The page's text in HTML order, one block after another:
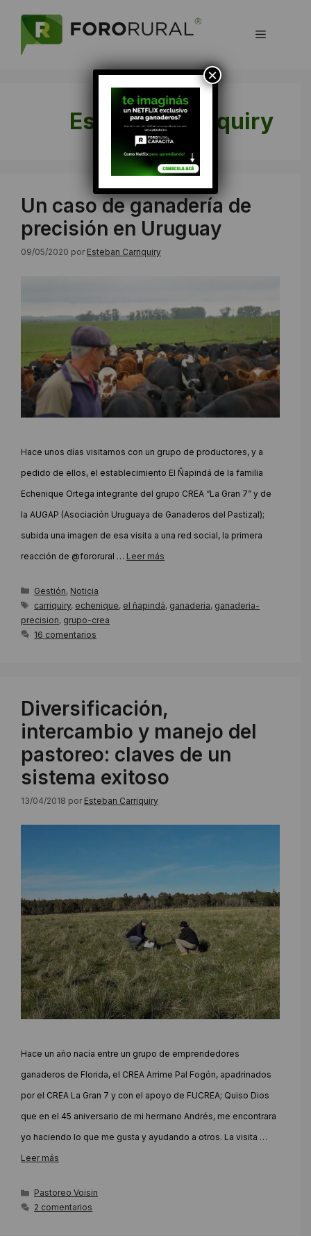
contenido
Menú
Esteban Carriquiry
Un caso de ganadería de
precisión en Uruguay
09/05/2020 por Esteban Carriquiry
Hace unos días visitamos con un grupo de productores, y a
pedido de ellos, el establecimiento El Ñapindá de la familia
Echenique Ortega integrante del grupo CREA “La Gran 7” y de
la AUGAP (Asociación Uruguaya de Ganaderos del Pastizal);
subida una imagen de esa visita a una red social, la primera
reacción de @fororural … Leer más
Categorías
Gestión, Noticia
Etiquetas
carriquiry, echenique, el ñapindá, ganaderia, ganaderia-
precision, grupo-crea
16 comentarios
Diversificación,
intercambio y manejo del
pastoreo: claves de un
sistema exitoso
13/04/2018 por Esteban Carriquiry
Hace un año nacía entre un grupo de emprendedores
ganaderos de Florida, el CREA Arrime Pal Fogón, apadrinados
por el CREA La Gran 7 y con el apoyo de FUCREA; Quiso Dios
que en el 45 aniversario de mi hermano Andrés, me encontrara
yo haciendo lo que me gusta y ayudando a otros. La visita …
Leer más
Categorías
Pastoreo Voisin
2 comentarios
×